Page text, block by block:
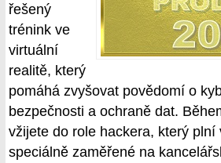
řešený
trénink ve
virtuální
realitě, který
pomáhá zvyšovat povědomí o
bezpečnosti a ochraně dat.
vžijete do role hackera, který plní
speciálně zaměřené na